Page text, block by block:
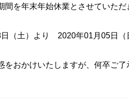
を年末年始休業とさせていただ
（土）より 2020年01月05日
おかけいたしますが、何卒ご了